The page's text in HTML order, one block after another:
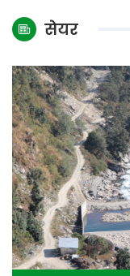
जलवायु
ऊर्जा
दक्षता
उहिलेकाे
खबर
हरित
हाइड्रोजन
इभी
सेयर